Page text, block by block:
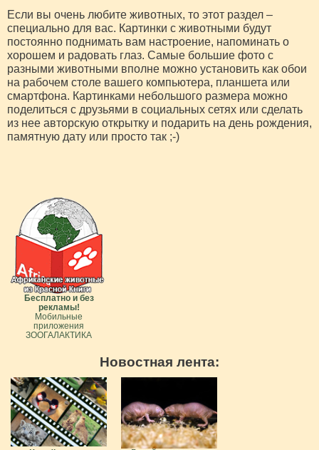
Если вы очень любите животных, то этот раздел –
специально для вас. Картинки с животными будут
постоянно поднимать вам настроение, напоминать о
хорошем и радовать глаз. Самые большие фото с
разными животными вполне можно установить как обои
на рабочем столе вашего компьютера, планшета или
смартфона. Картинками небольшого размера можно
поделиться с друзьями в социальных сетях или сделать
из нее авторскую открытку и подарить на день рождения,
памятную дату или просто так ;-)
Бесплатно и без
рекламы!
Мобильные
приложения
ЗООГАЛАКТИКА
Новостная лента: